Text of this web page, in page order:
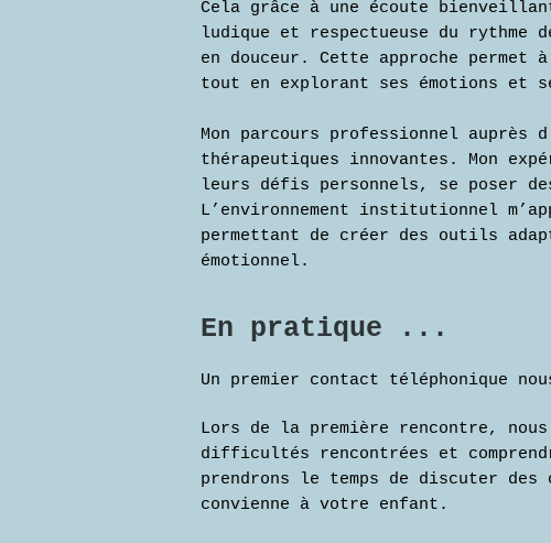
Cela grâce à une écoute
ludique et respectueuse du rythme
en douceur. Cette approche
tout en explorant ses émotions et
Mon parcours professionnel auprès
thérapeutiques innovantes. Mon
leurs défis personnels, se poser
L’environnement institutionnel
permettant de créer des outils
émotionnel.
En pratique ...
Un premier contact téléphonique
Lors de la première rencontre,
difficultés rencontrées et
prendrons le temps de discuter
convienne à votre enfant.